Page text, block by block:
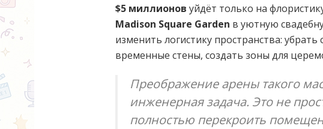
$5 миллионов уйдёт только на
Madison Square Garden в уютную
изменить логистику пространства:
временные стены, создать зоны для
Преображение арены такого
инженерная задача. Это не
полностью перекроить